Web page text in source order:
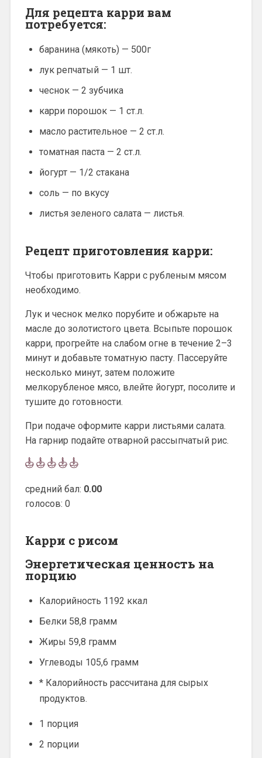
Для рецепта карри вам
потребуется:
баранина (мякоть) — 500г
лук репчатый — 1 шт.
чеснок — 2 зубчика
карри порошок — 1 ст.л.
масло растительное — 2 ст.л.
томатная паста — 2 ст.л.
йогурт — 1/2 стакана
соль — по вкусу
листья зеленого салата — листья.
Рецепт приготовления карри:
Чтобы приготовить Карри с рубленым мясом
необходимо.
Лук и чеснок мелко порубите и обжарьте на
масле до золотистого цвета. Всыпьте порошок
карри, прогрейте на слабом огне в течение 2–3
минут и добавьте томатную пасту. Пассеруйте
несколько минут, затем положите
мелкорубленое мясо, влейте йогурт, посолите и
тушите до готовности.
При подаче оформите карри листьями салата.
На гарнир подайте отварной рассыпчатый рис.
средний бал: 0.00
голосов: 0
Карри с рисом
Энергетическая ценность на
порцию
Калорийность 1192 ккал
Белки 58,8 грамм
Жиры 59,8 грамм
Углеводы 105,6 грамм
* Калорийность рассчитана для сырых
продуктов.
1 порция
2 порции